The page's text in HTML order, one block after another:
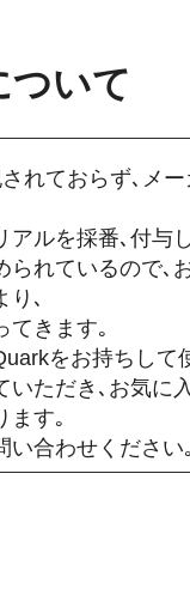
ついて
れておらず､メ
アルを採番､付与
れているので､
り､
てきます｡
をお持ちして
ただき､お気に
ます｡
い合わせください